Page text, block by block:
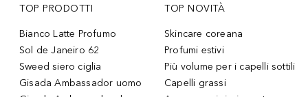
TOP PRODOTTI
Bianco Latte Profumo
Sol de Janeiro 62
Sweed siero ciglia
Gisada Ambassador uomo
TOP NOVITÀ
Skincare coreana
Profumi estivi
Più volume per i capelli sottili
Capelli grassi